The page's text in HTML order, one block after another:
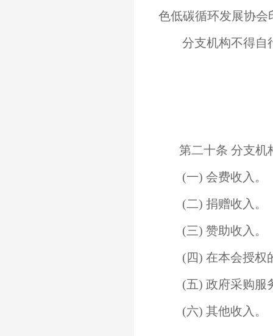
色低碳循环发展协会
分支机构不得自
第二十条 分支机
(一) 会费收入。
(二) 捐赠收入。
(三) 赞助收入。
(四) 在本会授权
(五) 政府采购服
(六) 其他收入。